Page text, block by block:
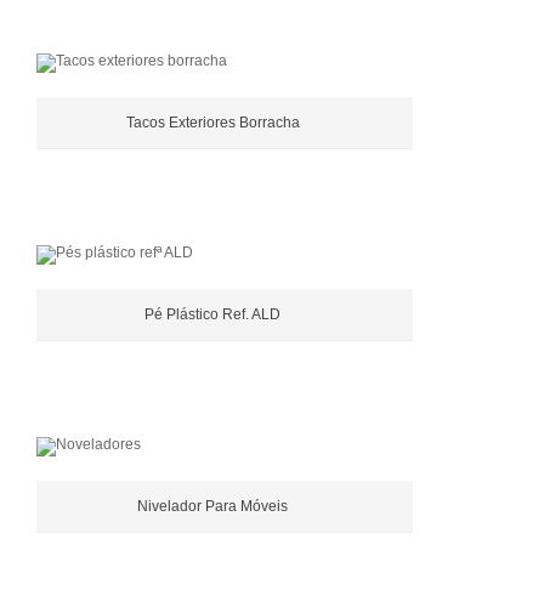
Tacos Exteriores Borracha
Pé Plástico Ref. ALD
Nivelador Para Móveis